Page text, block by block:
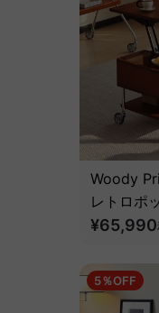
Woody
レトロポ
テーブル
¥65,990
5％OFF